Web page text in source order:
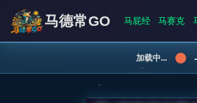
马德常GO 马屁经 马赛克
加载中...